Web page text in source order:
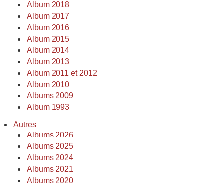
Album 2018
Album 2017
Album 2016
Album 2015
Album 2014
Album 2013
Album 2011 et 2012
Album 2010
Albums 2009
Album 1993
Autres
Albums 2026
Albums 2025
Albums 2024
Albums 2021
Albums 2020